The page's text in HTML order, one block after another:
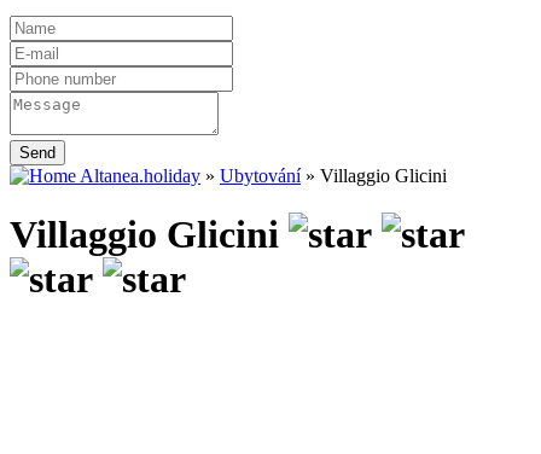
Send
Altanea.holiday » Ubytování» Villaggio Glicini
Villaggio Glicini